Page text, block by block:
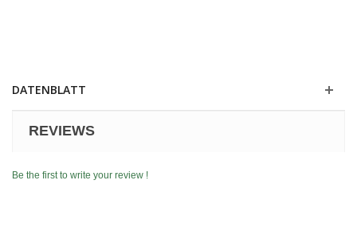
DATENBLATT
REVIEWS
Be the first to write your review !